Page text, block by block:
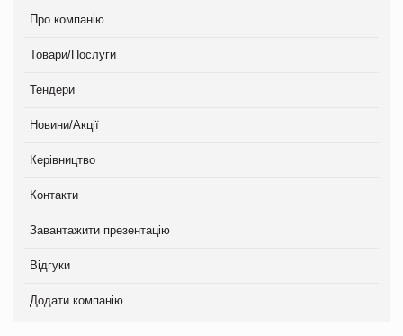
Про компанію
Товари/Послуги
Тендери
Новини/Акції
Керівництво
Контакти
Завантажити презентацію
Відгуки
Додати компанію